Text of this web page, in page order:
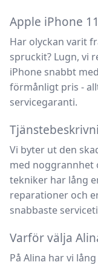
Apple iPhone
Har olyckan varit
spruckit? Lugn, vi
iPhone snabbt
förmånligt pris -
servicegaranti.
Vi byter ut den
med noggrannhet
tekniker har lång
reparationer och
snabbaste
Varför välja
På Alina har vi